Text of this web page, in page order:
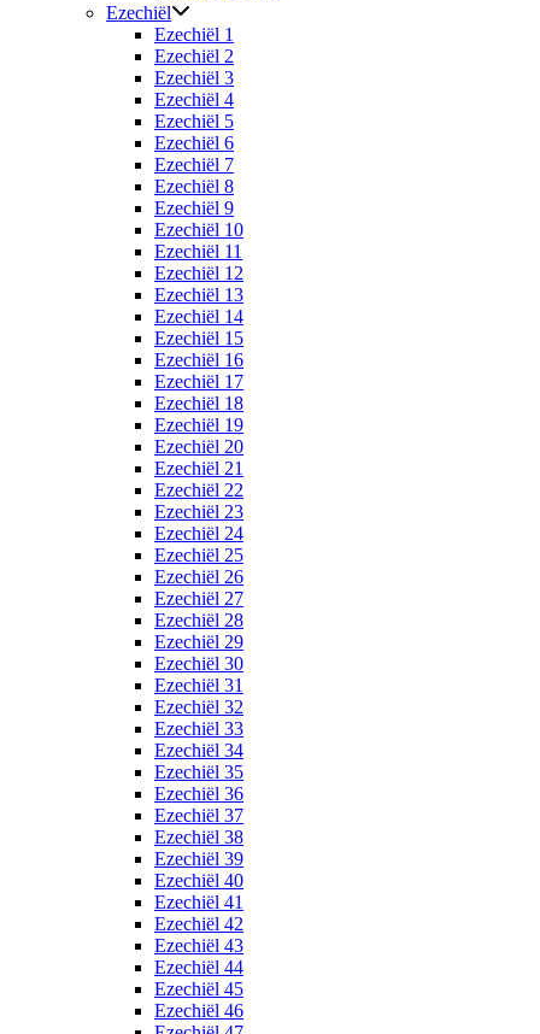
Ezechiël
Ezechiël 1
Ezechiël 2
Ezechiël 3
Ezechiël 4
Ezechiël 5
Ezechiël 6
Ezechiël 7
Ezechiël 8
Ezechiël 9
Ezechiël 10
Ezechiël 11
Ezechiël 12
Ezechiël 13
Ezechiël 14
Ezechiël 15
Ezechiël 16
Ezechiël 17
Ezechiël 18
Ezechiël 19
Ezechiël 20
Ezechiël 21
Ezechiël 22
Ezechiël 23
Ezechiël 24
Ezechiël 25
Ezechiël 26
Ezechiël 27
Ezechiël 28
Ezechiël 29
Ezechiël 30
Ezechiël 31
Ezechiël 32
Ezechiël 33
Ezechiël 34
Ezechiël 35
Ezechiël 36
Ezechiël 37
Ezechiël 38
Ezechiël 39
Ezechiël 40
Ezechiël 41
Ezechiël 42
Ezechiël 43
Ezechiël 44
Ezechiël 45
Ezechiël 46